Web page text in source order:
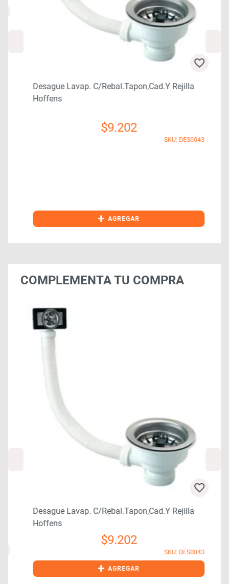
Desague Lavap. C/rebal.tapon,cad.y Rejilla
Hoffens
$9.202
SKU: DES0043
+ AGREGAR
COMPLEMENTA TU COMPRA
Desague Lavap. C/rebal.tapon,cad.y Rejilla
Hoffens
$9.202
SKU: DES0043
+ AGREGAR